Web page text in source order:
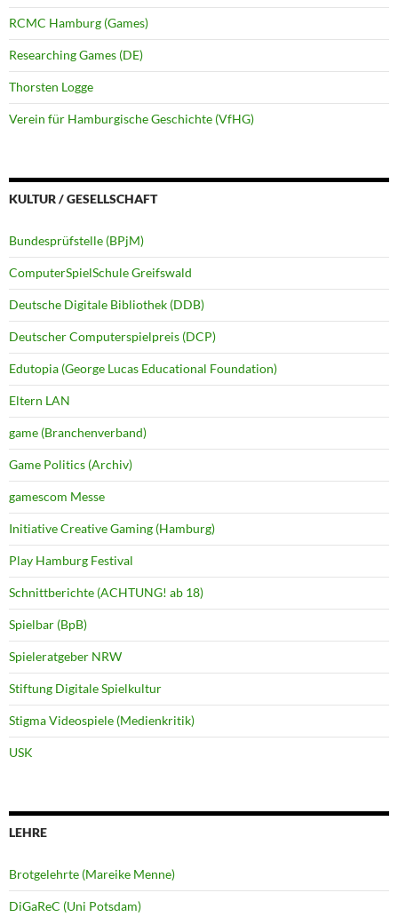
RCMC Hamburg (Games)
Researching Games (DE)
Thorsten Logge
Verein für Hamburgische Geschichte (VfHG)
KULTUR / GESELLSCHAFT
Bundesprüfstelle (BPjM)
ComputerSpielSchule Greifswald
Deutsche Digitale Bibliothek (DDB)
Deutscher Computerspielpreis (DCP)
Edutopia (George Lucas Educational Foundation)
Eltern LAN
game (Branchenverband)
Game Politics (Archiv)
gamescom Messe
Initiative Creative Gaming (Hamburg)
Play Hamburg Festival
Schnittberichte (ACHTUNG! ab 18)
Spielbar (BpB)
Spieleratgeber NRW
Stiftung Digitale Spielkultur
Stigma Videospiele (Medienkritik)
USK
LEHRE
Brotgelehrte (Mareike Menne)
DiGaReC (Uni Potsdam)